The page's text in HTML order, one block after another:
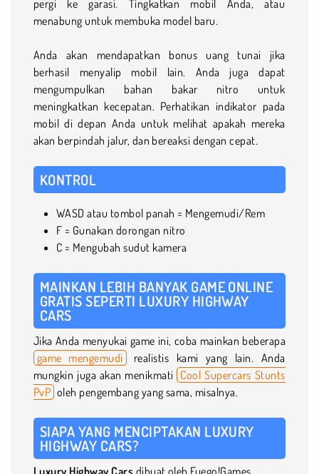
pergi ke garasi. Tingkatkan mobil Anda, atau
menabung untuk membuka model baru.
Anda akan mendapatkan bonus uang tunai jika
berhasil menyalip mobil lain. Anda juga dapat
mengumpulkan bahan bakar nitro untuk
meningkatkan kecepatan. Perhatikan indikator pada
mobil di depan Anda untuk melihat apakah mereka
akan berpindah jalur, dan bereaksi dengan cepat.
KONTROL
WASD atau tombol panah = Mengemudi/Rem
F = Gunakan dorongan nitro
C = Mengubah sudut kamera
MAINKAN LEBIH BANYAK GAME ONLINE
GRATIS SEPERTI LUXURY HIGHWAY
CARS
Jika Anda menyukai game ini, coba mainkan beberapa
game mengemudi realistis kami yang lain. Anda
mungkin juga akan menikmati Cool Supercars Stunts
PvP oleh pengembang yang sama, misalnya.
SIAPA YANG MENCIPTAKAN LUXURY
HIGHWAY CARS?
Luxury Highway Cars dibuat oleh Fuego!Games.